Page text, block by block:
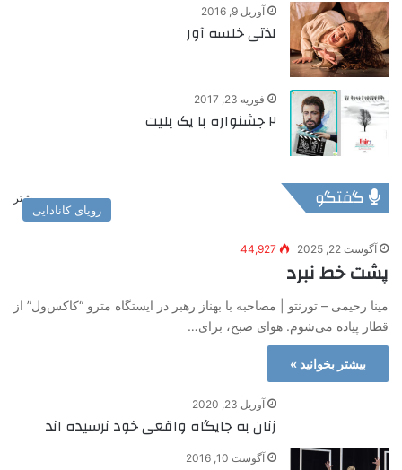
آوریل 9, 2016
لذتی خلسه آور
فوریه 23, 2017
۲ جشنواره با یک بلیت
گفتگو بیشتر
رویای کانادایی
آگوست 22, 2025 44,927
پشت خط نبرد
مینا رحیمی – تورنتو | مصاحبه با بهناز رهبر در ایستگاه مترو “کاکس‌ول” از
قطار پیاده می‌شوم. هوای صبح، برای…
بیشتر بخوانید »
آوریل 23, 2020
زنان به جایگاه واقعی خود نرسیده اند
آگوست 10, 2016